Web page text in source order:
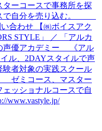
ーコースで事務所を探
で自分を売り込む。
い合わせ 【㈱ボイスアク
STYLE」 ／ 「アルカ
声優アカデミー 《アル
ル、2DAYスタイルで声
者対象の実践スクール
ゼミコース、マスター
ッショナルコースで自